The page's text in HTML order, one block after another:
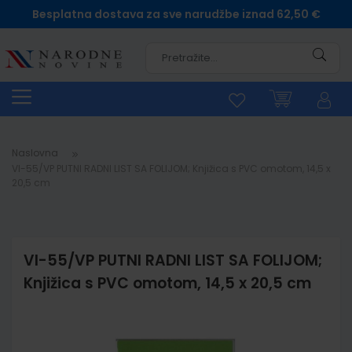
Besplatna dostava za sve narudžbe iznad 62,50 €
Naslovna
VI-55/VP PUTNI RADNI LIST SA FOLIJOM;
Knjižica s PVC omotom, 14,5 x 20,5 cm